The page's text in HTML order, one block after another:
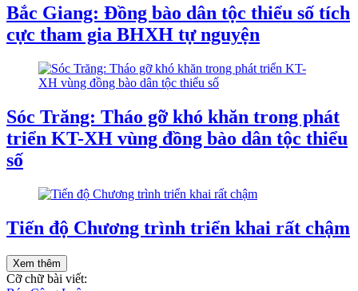
Bắc Giang: Đồng bào dân tộc thiểu số tích
cực tham gia BHXH tự nguyện
Sóc Trăng: Tháo gỡ khó khăn trong phát
triển KT-XH vùng đồng bào dân tộc thiểu
số
Tiến độ Chương trình triển khai rất chậm
Xem thêm
Cỡ chữ bài viết: